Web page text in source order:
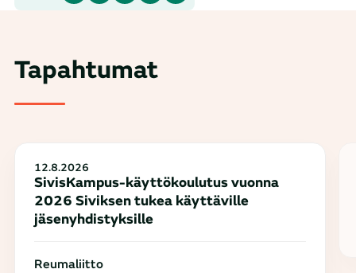
Tapahtumat
12.8.2026
SivisKampus-käyttökoulutus vuonna
2026 Siviksen tukea käyttäville
jäsenyhdistyksille
Reumaliitto